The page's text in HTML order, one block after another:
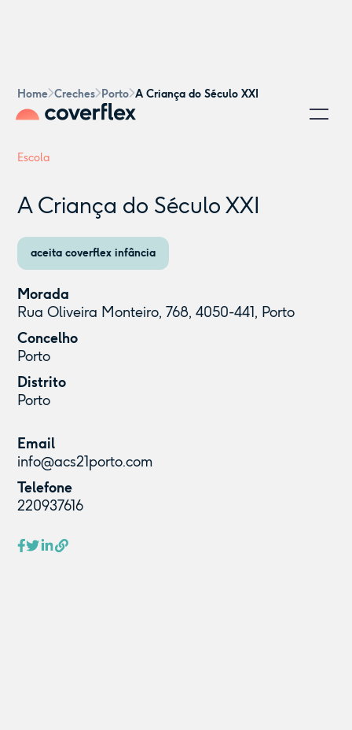
Home Creches Porto A Criança do Século XXI
Escola
A Criança do Século XXI
aceita coverflex infância
Morada
Rua Oliveira Monteiro, 768, 4050-441, Porto
Concelho
Porto
Distrito
Porto
Email
info@acs21porto.com
Telefone
220937616